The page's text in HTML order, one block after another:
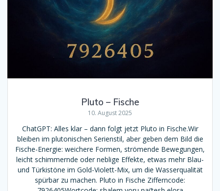
Pluto – Fische
10. August 2025
ChatGPT: Alles klar – dann folgt jetzt Pluto in Fische.Wir
bleiben im plutonischen Serienstil, aber geben dem Bild die
Fische-Energie: weichere Formen, strömende Bewegungen,
leicht schimmernde oder neblige Effekte, etwas mehr Blau-
und Türkistöne im Gold-Violett-Mix, um die Wasserqualität
spürbar zu machen. Pluto in Fische Zifferncode: